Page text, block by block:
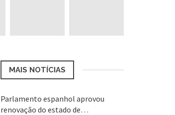
MAIS NOTÍCIAS
Parlamento espanhol aprovou
renovação do estado de…